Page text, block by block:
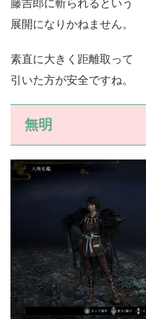
藤吉郎に斬られるという
展開になりかねません。
素直に大きく距離取って
引いた方が安全ですね。
無明